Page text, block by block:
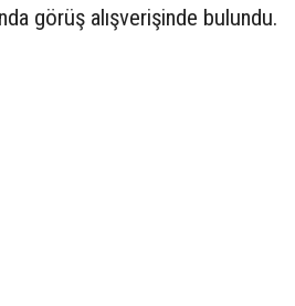
görüş alışverişinde bulundu.